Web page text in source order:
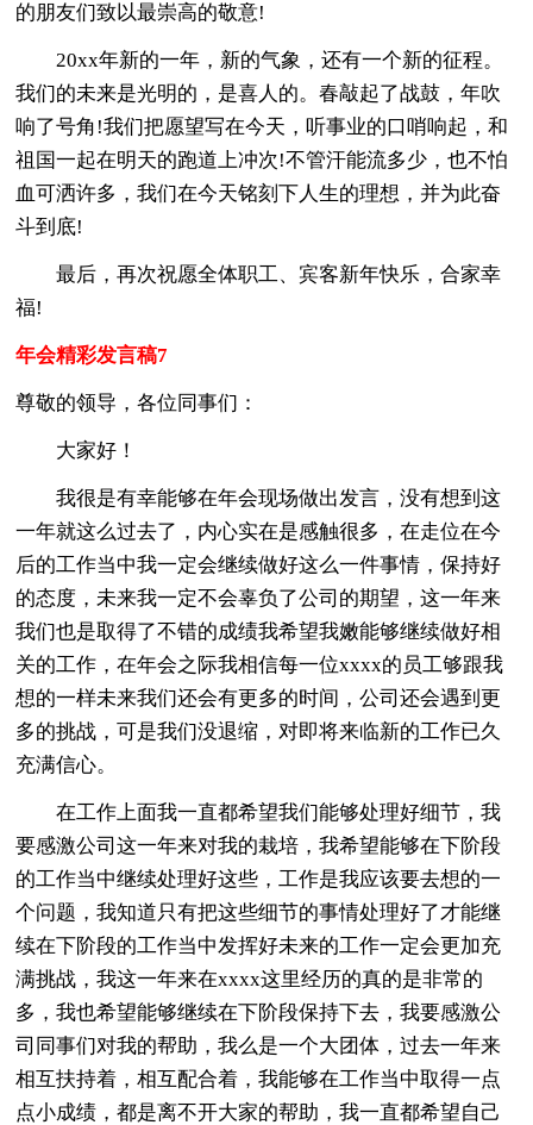
的朋友们致以最崇高的敬意!
20xx年新的一年，新的气象，还有一个新的征程。
我们的未来是光明的，是喜人的。春敲起了战鼓，年吹
响了号角!我们把愿望写在今天，听事业的口哨响起，和
祖国一起在明天的跑道上冲次!不管汗能流多少，也不怕
血可洒许多，我们在今天铭刻下人生的理想，并为此奋
斗到底!
最后，再次祝愿全体职工、宾客新年快乐，合家幸
福!
年会精彩发言稿7
尊敬的领导，各位同事们：
大家好！
我很是有幸能够在年会现场做出发言，没有想到这
一年就这么过去了，内心实在是感触很多，在走位在今
后的工作当中我一定会继续做好这么一件事情，保持好
的态度，未来我一定不会辜负了公司的期望，这一年来
我们也是取得了不错的成绩我希望我嫩能够继续做好相
关的工作，在年会之际我相信每一位xxxx的员工够跟我
想的一样未来我们还会有更多的时间，公司还会遇到更
多的挑战，可是我们没退缩，对即将来临新的工作已久
充满信心。
在工作上面我一直都希望我们能够处理好细节，我
要感激公司这一年来对我的栽培，我希望能够在下阶段
的工作当中继续处理好这些，工作是我应该要去想的一
个问题，我知道只有把这些细节的事情处理好了才能继
续在下阶段的工作当中发挥好未来的工作一定会更加充
满挑战，我这一年来在xxxx这里经历的真的是非常的
多，我也希望能够继续在下阶段保持下去，我要感激公
司同事们对我的帮助，我么是一个大团体，过去一年来
相互扶持着，相互配合着，我能够在工作当中取得一点
点小成绩，都是离不开大家的帮助，我一直都希望自己